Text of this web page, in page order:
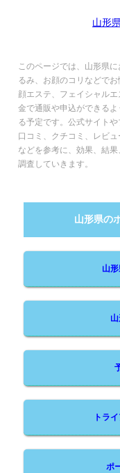
山形
このページでは、山形県
るみ、お顔のコリなどで
顔エステ、フェイシャル
金で通販や申込ができる
る予定です。公式サイト
口コミ、クチコミ、レビ
などを参考に、効果、結
調査していきます。
山形県の
山
トラ
ポ